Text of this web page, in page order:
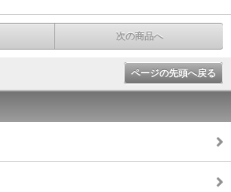
次の商品へ
ページの先頭へ戻る